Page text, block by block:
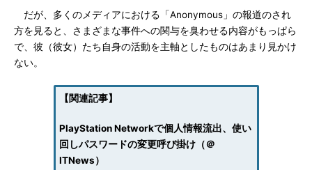
だが、多くのメディアにおける「Anonymous」の報道のされ
方を見ると、さまざまな事件への関与を臭わせる内容がもっぱら
で、彼（彼女）たち自身の活動を主軸としたものはあまり見かけ
ない。
【関連記事】
PlayStation Networkで個人情報流出、使い
回しパスワードの変更呼び掛け（＠
ITNews）